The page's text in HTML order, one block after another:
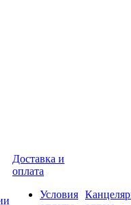
Доставка и
оплата
Условия